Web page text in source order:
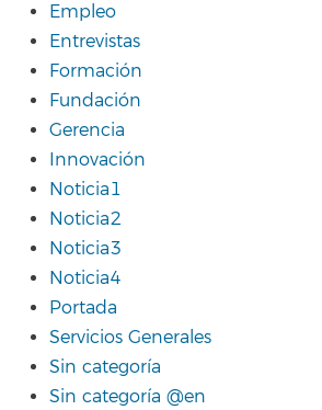
Empleo
Entrevistas
Formación
Fundación
Gerencia
Innovación
Noticia1
Noticia2
Noticia3
Noticia4
Portada
Servicios Generales
Sin categoría
Sin categoría @en